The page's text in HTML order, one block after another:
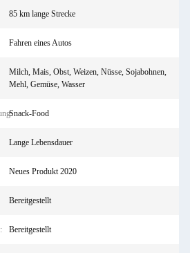
85 km lange Strecke
Fahren eines Autos
Milch, Mais, Obst, Weizen, Nüsse, Sojabohnen,
Mehl, Gemüse, Wasser
Snack-Food
Lange Lebensdauer
Neues Produkt 2020
Bereitgestellt
Bereitgestellt